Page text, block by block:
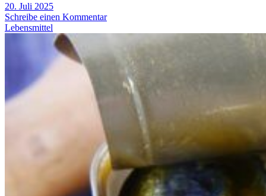
20. Juli 2025
Schreibe einen Kommentar
Lebensmittel